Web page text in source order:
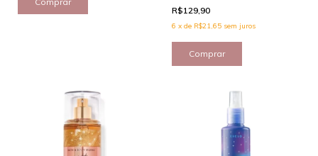
R$129,90
6 x de R$21,65 sem juros
Comprar